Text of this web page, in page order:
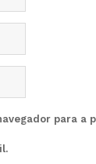
para a